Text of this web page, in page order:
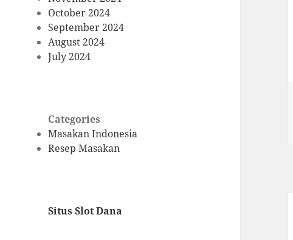
October 2024
September 2024
August 2024
July 2024
Categories
Masakan Indonesia
Resep Masakan
Situs Slot Dana